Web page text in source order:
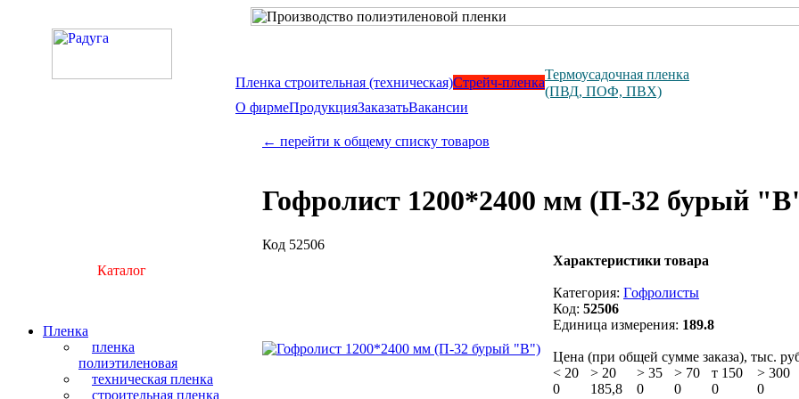
Пленка строительная (техническая)Стрейч-пленка
Термоусадочная пленка
(ПВД, ПОФ, ПВХ)
О фирмеПродукцияЗаказатьВакансии
← перейти к общему списку товаров
Гофролист 1200*2400 мм (П-32 бурый
Код 52506
Характеристики товара
Категория: Гoфролисты
Код: 52506
Единица измерения: 189.8
Цена (при общей сумме заказа), тыс.
< 20 > 20 > 35 > 70 т 150 > 300
0
185,8 0 0 0 0
Каталог
Пленка
пленка
полиэтиленовая
техническая пленка
строительная пленка